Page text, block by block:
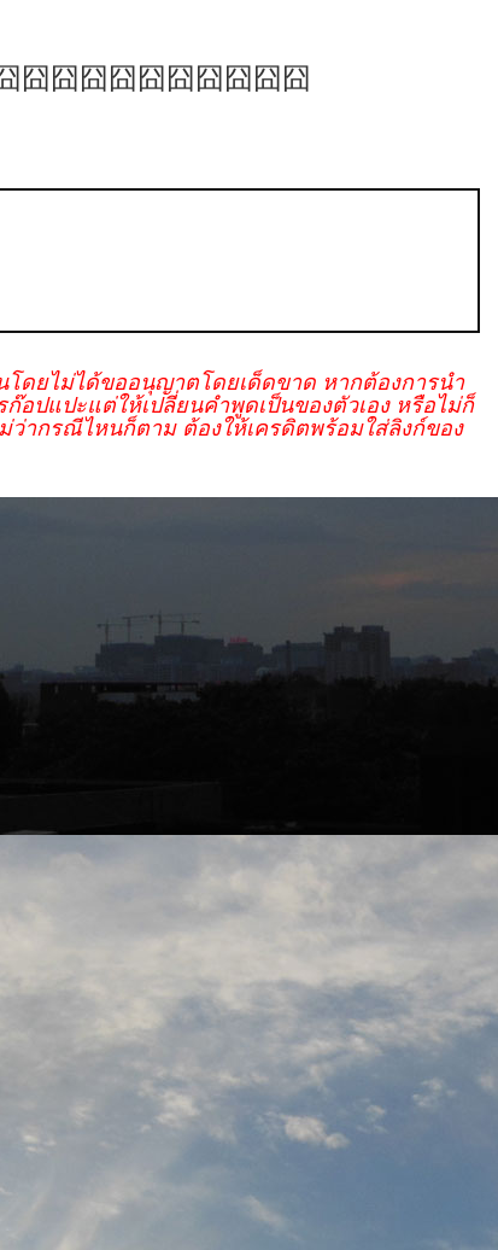
囧囧囧囧囧囧囧囧囧囧
ดยไม่ได้ขออนุญาตโดยเด็ดขาด หากต้องการนำ
อปแปะแต่ให้เปลี่ยนคำพูดเป็นของตัวเอง หรือไม่ก็
ากรณีไหนก็ตาม ต้องให้เครดิตพร้อมใส่ลิงก์ของ